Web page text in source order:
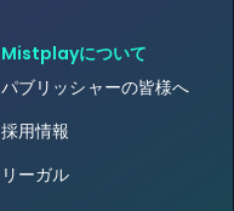
Mistplayについて
パブリッシャーの皆様へ
採用情報
リーガル